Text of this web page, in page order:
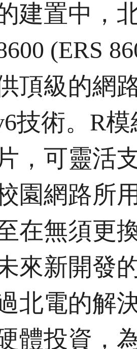
建置中，
(ERS
頂級的網
技術。R
，可靈活
園網路所
在無須更
來新開發
北電的解
體投資，